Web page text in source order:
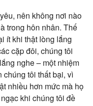
nên không nơi nào
trong hôn nhân. Thế
ít khi thật lòng lắng
cặp đôi, chúng tôi
nghe – một nhiệm
tôi thất bại, vì
nhiều hơn mức mà họ
khi chúng tôi đề